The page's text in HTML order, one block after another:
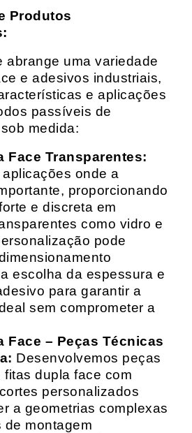
Produtos
abrange uma variedade
e adesivos industriais,
e aplicações
passíveis de
medida:
Face Transparentes:
onde a
proporcionando
e discreta em
como vidro e
pode
escolha da espessura e
para garantir a
sem comprometer a
Face – Peças Técnicas
Desenvolvemos peças
fitas dupla face com
personalizados
a geometrias complexas
de montagem